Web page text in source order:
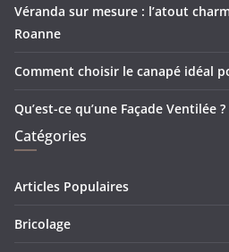
Véranda sur mesure : l’atout
Roanne
Comment choisir le canapé idéal
Qu’est-ce qu’une Façade Ventilée ?
Catégories
Articles Populaires
Bricolage